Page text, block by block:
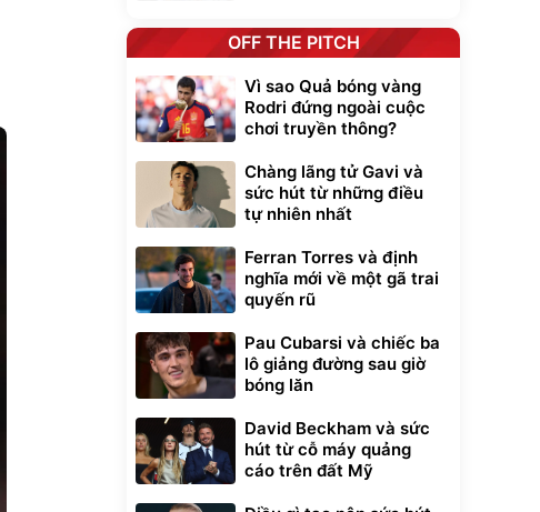
OFF THE PITCH
Vì sao Quả bóng vàng
Rodri đứng ngoài cuộc
chơi truyền thông?
Chàng lãng tử Gavi và
sức hút từ những điều
tự nhiên nhất
Ferran Torres và định
nghĩa mới về một gã trai
quyến rũ
Pau Cubarsi và chiếc ba
lô giảng đường sau giờ
bóng lăn
David Beckham và sức
hút từ cỗ máy quảng
cáo trên đất Mỹ